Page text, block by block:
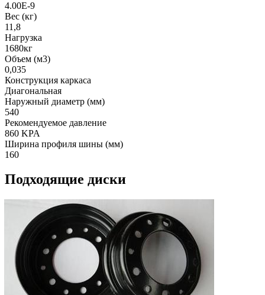
4.00E-9
Вес (кг)
11,8
Нагрузка
1680кг
Объем (м3)
0,035
Конструкция каркаса
Диагональная
Наружный диаметр (мм)
540
Рекомендуемое давление
860 KPA
Ширина профиля шины (мм)
160
Подходящие диски